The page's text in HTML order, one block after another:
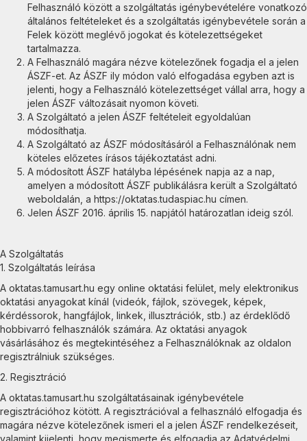
Felhasználó között a szolgáltatás igénybevételére vonatkozó
általános feltételeket és a szolgáltatás igénybevétele során a
Felek között meglévő jogokat és kötelezettségeket
tartalmazza.
A Felhasználó magára nézve kötelezőnek fogadja el a jelen
ÁSZF-et. Az ÁSZF ily módon való elfogadása egyben azt is
jelenti, hogy a Felhasználó kötelezettséget vállal arra, hogy a
jelen ÁSZF változásait nyomon követi.
A Szolgáltató a jelen ÁSZF feltételeit egyoldalúan
módosíthatja.
A Szolgáltató az ÁSZF módosításáról a Felhasználónak nem
köteles előzetes írásos tájékoztatást adni.
A módosított ÁSZF hatályba lépésének napja az a nap,
amelyen a módosított ÁSZF publikálásra került a Szolgáltató
weboldalán, a https://oktatas.tudaspiac.hu címen.
Jelen ÁSZF 2016. április 15. napjától határozatlan ideig szól.
A Szolgáltatás
1. Szolgáltatás leírása
A oktatas.tamusart.hu egy online oktatási felület, mely elektronikus
oktatási anyagokat kínál (videók, fájlok, szövegek, képek,
kérdéssorok, hangfájlok, linkek, illusztrációk, stb.) az érdeklődő
hobbivarró felhasználók számára. Az oktatási anyagok
vásárlásához és megtekintéséhez a Felhasználóknak az oldalon
regisztrálniuk szükséges.
2. Regisztráció
A oktatas.tamusart.hu szolgáltatásainak igénybevétele
regisztrációhoz kötött. A regisztrációval a felhasználó elfogadja és
magára nézve kötelezőnek ismeri el a jelen ÁSZF rendelkezéseit,
valamint kijelenti, hogy megismerte és elfogadja az Adatvédelmi